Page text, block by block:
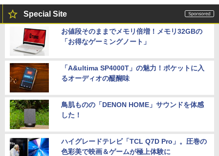
Special Site
お値段そのままでメモリ倍増！メモリ32GBの
「お得なゲーミングノート」
「A&ultima SP4000T」の魅力！ポケットに入
るオーディオの醍醐味
鳥肌ものの「DENON HOME」サウンドを体感
した！
ハイグレードテレビ「TCL Q7D Pro」。圧巻の
色彩美で映画＆ゲームが極上体験に